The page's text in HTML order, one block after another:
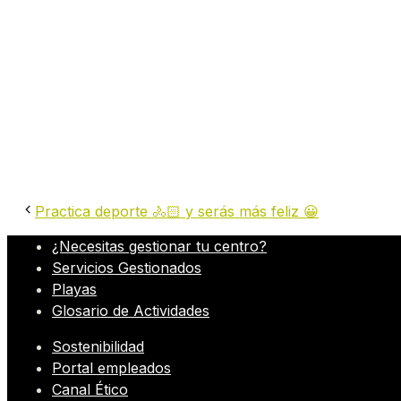
Practica deporte 🚴🏻 y serás más feliz 😀
¿Necesitas gestionar tu centro?
Servicios Gestionados
Playas
Glosario de Actividades
Sostenibilidad
Portal empleados
Canal Ético